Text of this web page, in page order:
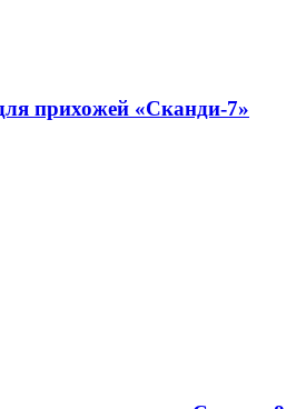
прихожей «Сканди-7»